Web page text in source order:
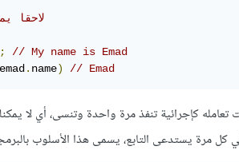
// لاحقا
// My name is Emad
emad . name) // Emad
كإجرائية تنفذ مرة واحدة وتنسى، أي لا
مرة يستدعى التابع، يسمى هذا الأسلوب